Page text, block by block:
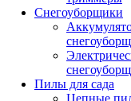
Снегоуборщики
Пилы для сада
Цепные